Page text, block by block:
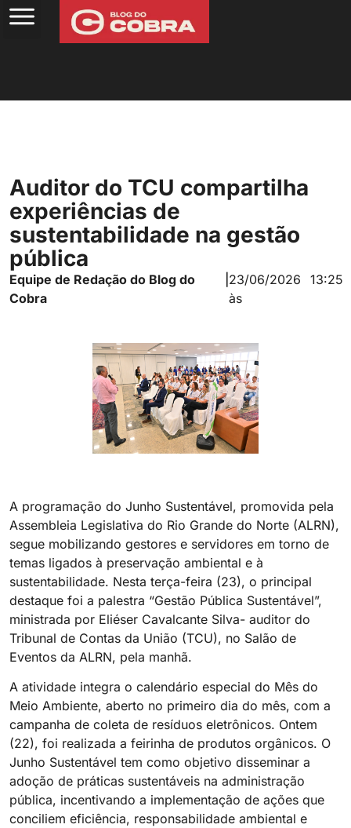
Auditor do TCU compartilha
experiências de
sustentabilidade na gestão
pública
Equipe de Redação do Blog do
Cobra
23/06/2026
às
13:25
A programação do Junho Sustentável, promovida pela
Assembleia Legislativa do Rio Grande do Norte (ALRN),
segue mobilizando gestores e servidores em torno de
temas ligados à preservação ambiental e à
sustentabilidade. Nesta terça-feira (23), o principal
destaque foi a palestra “Gestão Pública Sustentável”,
ministrada por Eliéser Cavalcante Silva- auditor do
Tribunal de Contas da União (TCU), no Salão de
Eventos da ALRN, pela manhã.
A atividade integra o calendário especial do Mês do
Meio Ambiente, aberto no primeiro dia do mês, com a
campanha de coleta de resíduos eletrônicos. Ontem
(22), foi realizada a feirinha de produtos orgânicos. O
Junho Sustentável tem como objetivo disseminar a
adoção de práticas sustentáveis na administração
pública, incentivando a implementação de ações que
conciliem eficiência, responsabilidade ambiental e